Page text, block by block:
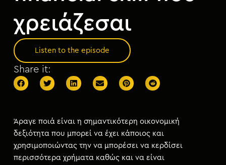
χρειάζεσαι
Listen to the episode
Share it:
Άραγε ποιά είναι η σημαντικότερη οικονομική
δεξιότητα που μπορεί να έχει κάποιος και
χρησιμοποιώντας την να μπορέσει να κερδίσει
περισσότερα χρήματα καθώς και να είναι